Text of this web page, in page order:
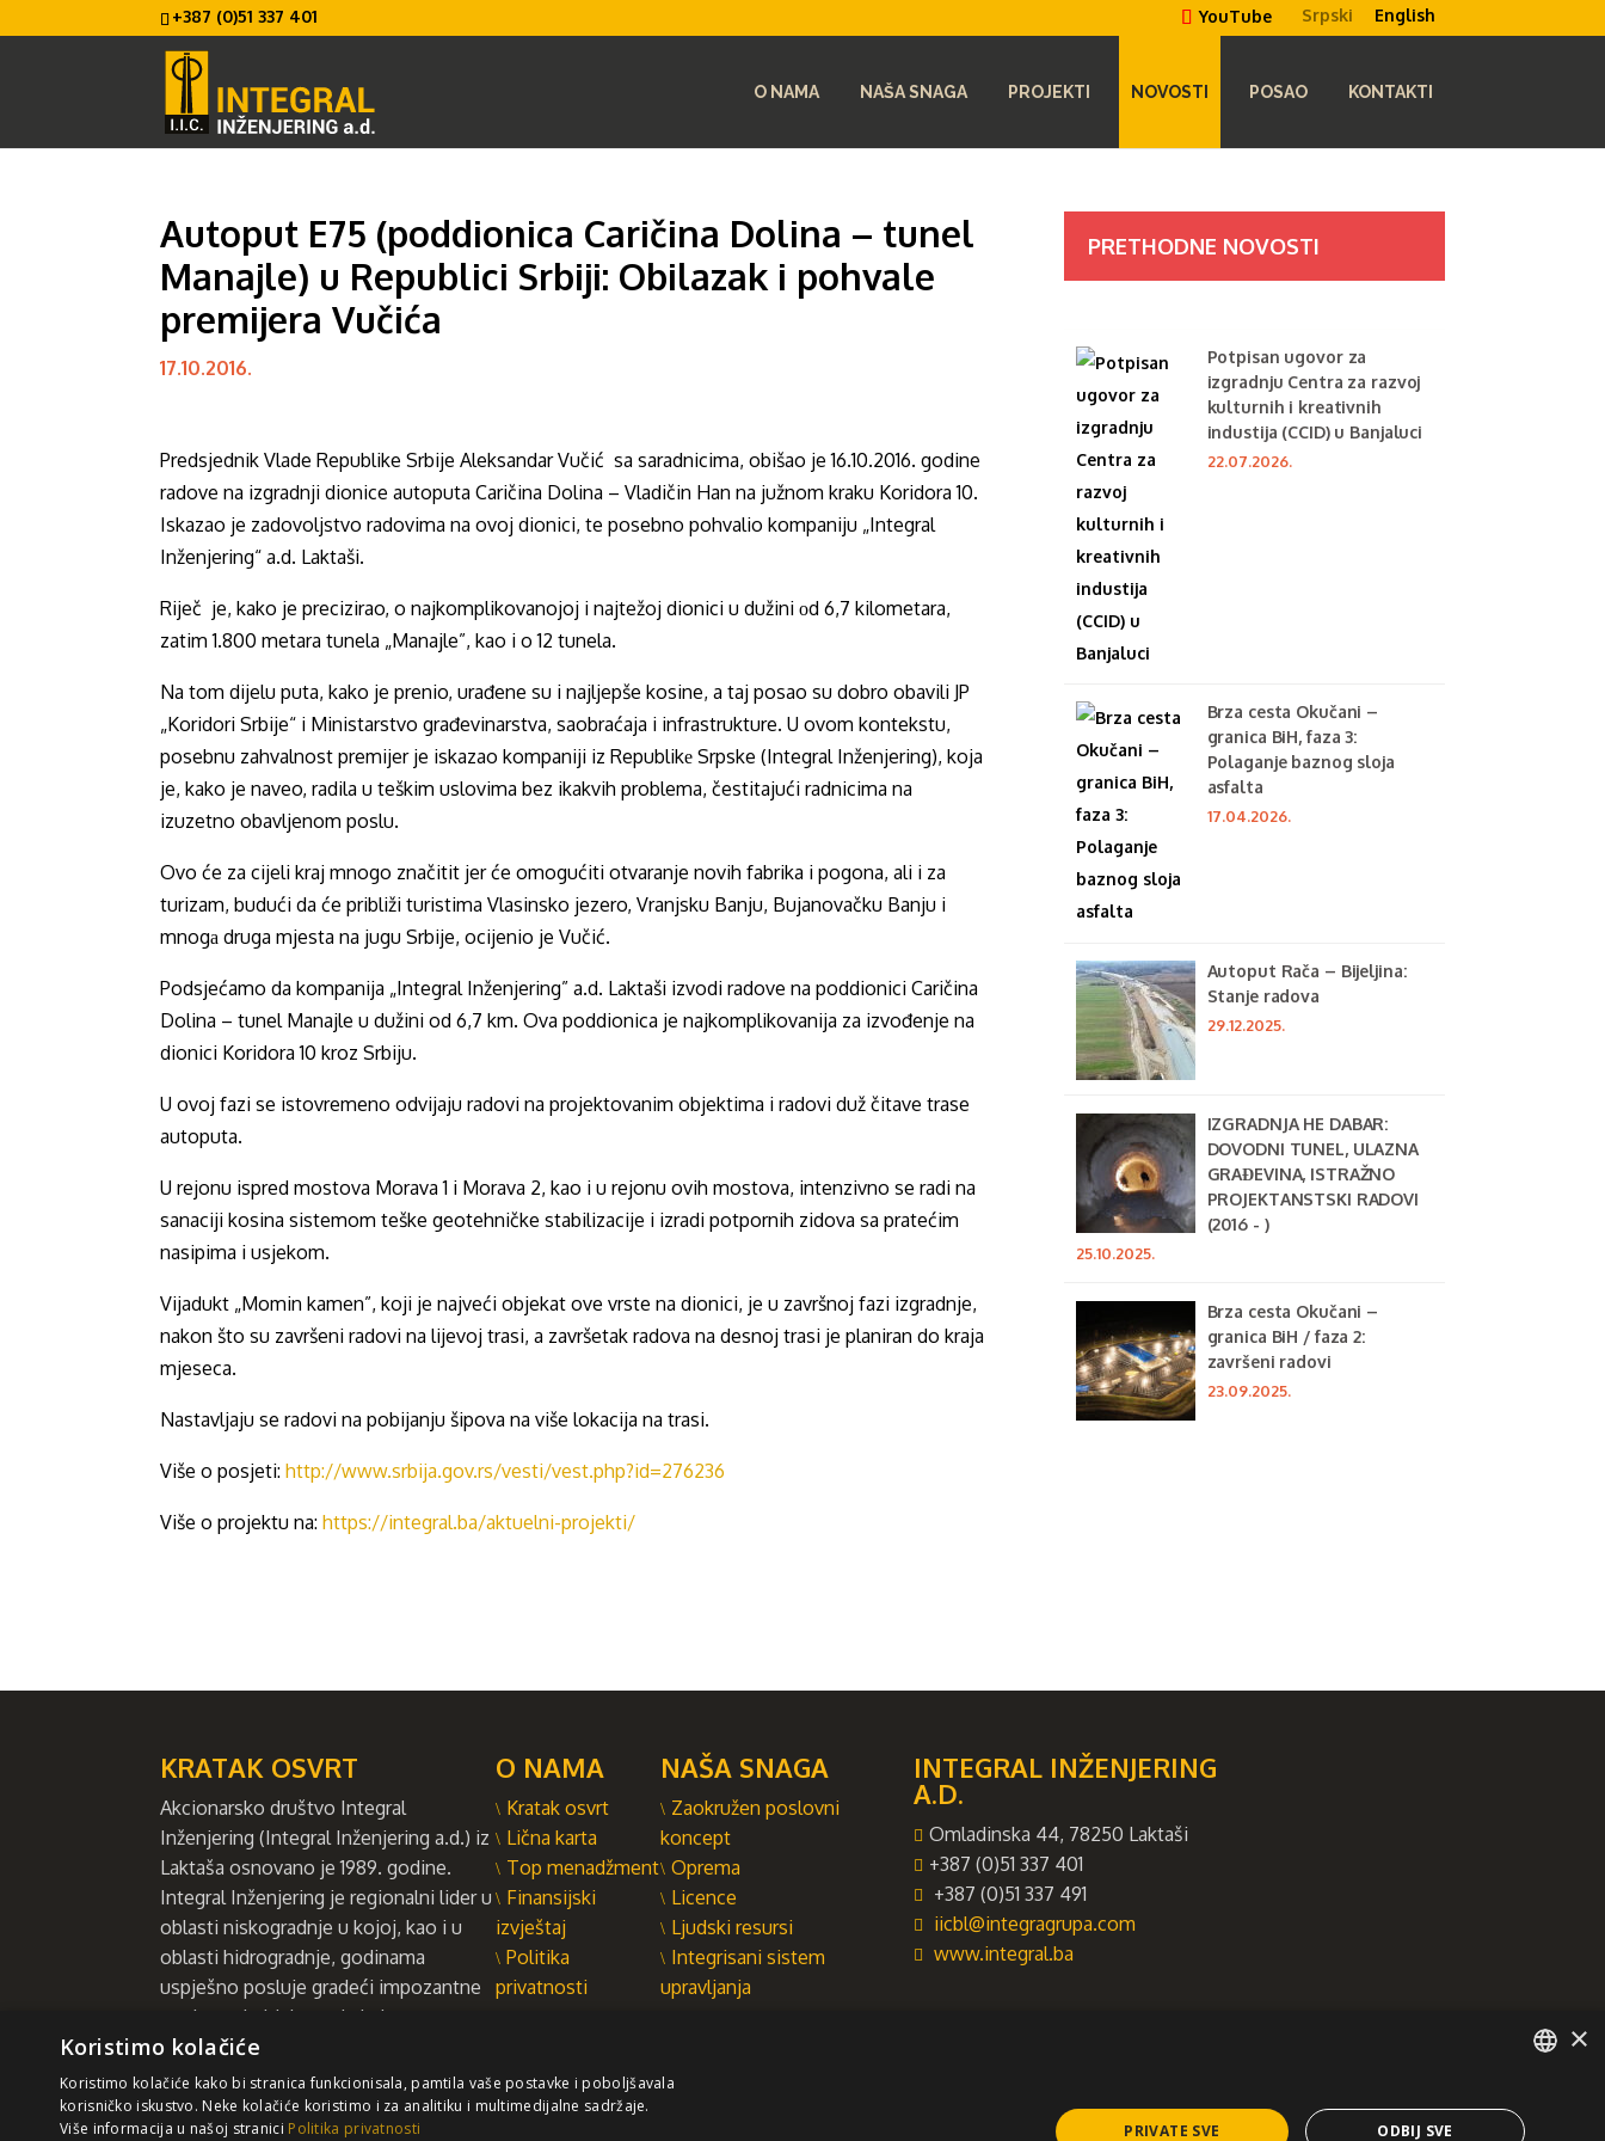
+387 (0)51 337 401 YouTube Srpski English
O NAMA NAŠA SNAGA PROJEKTI NOVOSTI POSAO KONTAKTI
Autoput E75 (poddionica Caričina Dolina – tunel
Manajle) u Republici Srbiji: Obilazak i pohvale
premijera Vučića
17.10.2016.
Predsjednik Vlade Republike Srbije Aleksandar Vučić sa saradnicima, obišao je 16.10.2016. godine
radove na izgradnji dionice autoputa Caričina Dolina – Vladičin Han na južnom kraku Koridora 10.
Iskazao je zadovoljstvo radovima na ovoj dionici, te posebno pohvalio kompaniju „Integral
Inženjering“ a.d. Laktaši.
Riječ je, kako je precizirao, o najkomplikovanojoj i najtežoj dionici u dužini оd 6,7 kilometara,
zatim 1.800 metara tunela „Manajle”, kao i o 12 tunela.
Na tom dijelu puta, kako je prenio, urađene su i najljepše kosine, a taj posao su dobro obavili JP
„Koridori Srbije“ i Ministarstvo građevinarstva, saobraćaja i infrastrukture. U ovom kontekstu,
posebnu zahvalnost premijer je iskazao kompaniji iz Republikе Srpske (Integral Inženjering), koja
je, kako je naveo, radila u teškim uslovima bez ikakvih problema, čestitajući radnicima na
izuzetno obavljenom poslu.
Ovo će za cijeli kraj mnogo značitit jer će omogućiti otvaranje novih fabrika i pogona, ali i za
turizam, budući da će približi turistima Vlasinsko jezero, Vranjsku Banju, Bujanovačku Banju i
mnogа druga mjesta na jugu Srbije, ocijenio je Vučić.
Podsjećamo da kompanija „Integral Inženjering” a.d. Laktaši izvodi radove na poddionici Caričina
Dolina – tunel Manajle u dužini od 6,7 km. Ova poddionica je najkomplikovanija za izvođenje na
dionici Koridora 10 kroz Srbiju.
U ovoj fazi se istovremeno odvijaju radovi na projektovanim objektima i radovi duž čitave trase
autoputa.
U rejonu ispred mostova Morava 1 i Morava 2, kao i u rejonu ovih mostova, intenzivno se radi na
sanaciji kosina sistemom teške geotehničke stabilizacije i izradi potpornih zidova sa pratećim
nasipima i usjekom.
Vijadukt „Momin kamen”, koji je najveći objekat ove vrste na dionici, je u završnoj fazi izgradnje,
nakon što su završeni radovi na lijevoj trasi, a završetak radova na desnoj trasi je planiran do kraja
mjeseca.
Nastavljaju se radovi na pobijanju šipova na više lokacija na trasi.
Više o posjeti:http://www.srbija.gov.rs/vesti/vest.php?id=276236
Više o projektu na:https://integral.ba/aktuelni-projekti/
PRETHODNE NOVOSTI
Potpisan ugovor za
izgradnju Centra za razvoj
kulturnih i kreativnih
industija (CCID) u Banjaluci
22.07.2026.
Brza cesta Okučani –
granica BiH, faza 3:
Polaganje baznog sloja
asfalta
17.04.2026.
Autoput Rača – Bijeljina:
Stanje radova
29.12.2025.
IZGRADNJA HE DABAR:
DOVODNI TUNEL, ULAZNA
GRAĐEVINA, ISTRAŽNO
PROJEKTANSTSKI RADOVI
(2016 - )
25.10.2025.
Brza cesta Okučani –
granica BiH / faza 2:
završeni radovi
23.09.2025.
KRATAK OSVRT
Akcionarsko društvo Integral
Inženjering (Integral Inženjering a.d.) iz
Laktaša osnovano je 1989. godine.
Integral Inženjering je regionalni lider u
oblasti niskogradnje u kojoj, kao i u
oblasti hidrogradnje, godinama
uspješno posluje gradeći impozantne
strukture i objekte od vitalnog
društvenog i ekonomskog značaja.
VIŠE
O NAMA
Kratak osvrt
Lična karta
Top menadžment
Finansijski
izvještaj
Politika
privatnosti
NAŠA SNAGA
Zaokružen poslovni
koncept
Oprema
Licence
Ljudski resursi
Integrisani sistem
upravljanja
INTEGRAL INŽENJERING
A.D.
Omladinska 44, 78250 Laktaši
+387 (0)51 337 401
+387 (0)51 337 491
iicbl@integragrupa.com
www.integral.ba
Sadržaj ovog sajta služi za istovremeno informisanje poslovne, stručne i opšte javnosti.
×
Koristimo kolačiće
Koristimo kolačiće kako bi stranica funkcionisala, pamtila vaše postavke i poboljšavala
korisničko iskustvo. Neke kolačiće koristimo i za analitiku i multimedijalne sadržaje.
Više informacija u našoj stranici Politika privatnosti PRIVATE SVE ODBIJ SVE